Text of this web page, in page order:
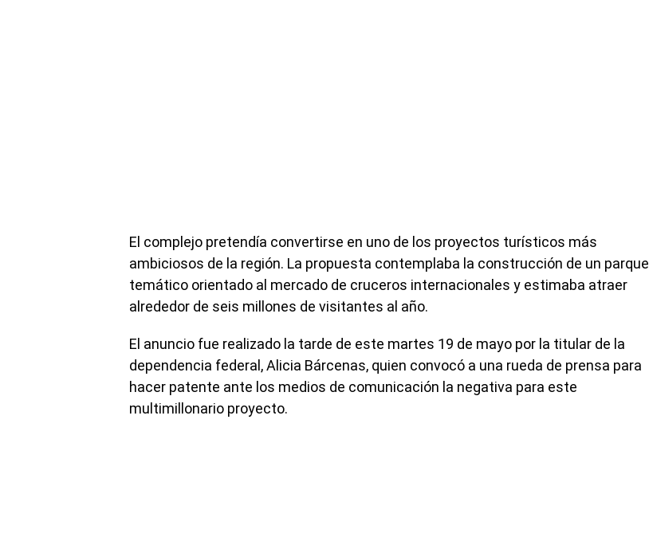
El complejo pretendía convertirse en uno de los proyectos turísticos más
ambiciosos de la región. La propuesta contemplaba la construcción de un parque
temático orientado al mercado de cruceros internacionales y estimaba atraer
alrededor de seis millones de visitantes al año.
El anuncio fue realizado la tarde de este martes 19 de mayo por la titular de la
dependencia federal, Alicia Bárcenas, quien convocó a una rueda de prensa para
hacer patente ante los medios de comunicación la negativa para este
multimillonario proyecto.